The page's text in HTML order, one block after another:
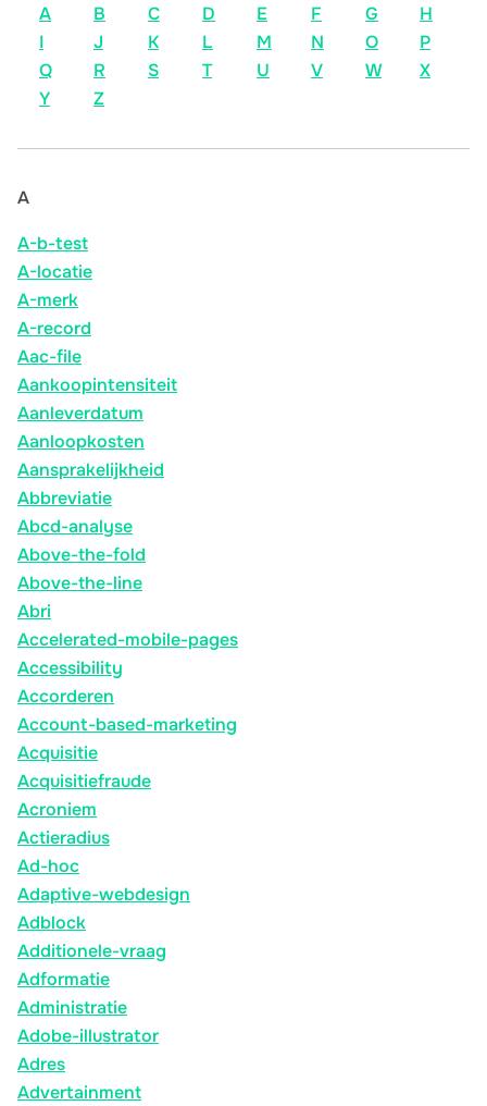
A B C D E F G
H
I
J K L M N O
P
Q
R S T U V W
X
Y
Z
A
A-b-test
A-locatie
A-merk
A-record
Aac-file
Aankoopintensiteit
Aanleverdatum
Aanloopkosten
Aansprakelijkheid
Abbreviatie
Abcd-analyse
Above-the-fold
Above-the-line
Abri
Accelerated-mobile-pages
Accessibility
Accorderen
Account-based-marketing
Acquisitie
Acquisitiefraude
Acroniem
Actieradius
Ad-hoc
Adaptive-webdesign
Adblock
Additionele-vraag
Adformatie
Administratie
Adobe-illustrator
Adres
Advertainment